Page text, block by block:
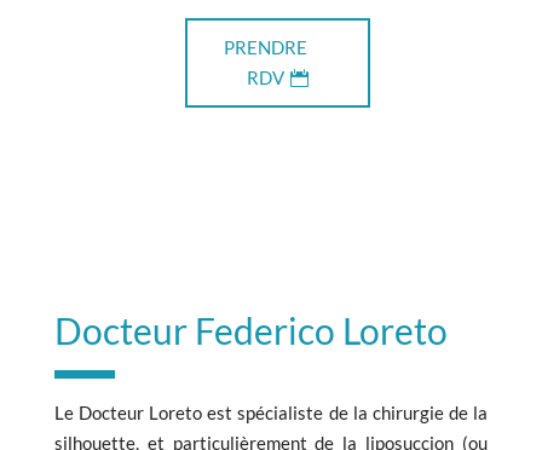
PRENDRE
RDV
Docteur Federico Loreto
Le Docteur Loreto est spécialiste de la chirurgie de la
silhouette, et particulièrement de la liposuccion (ou